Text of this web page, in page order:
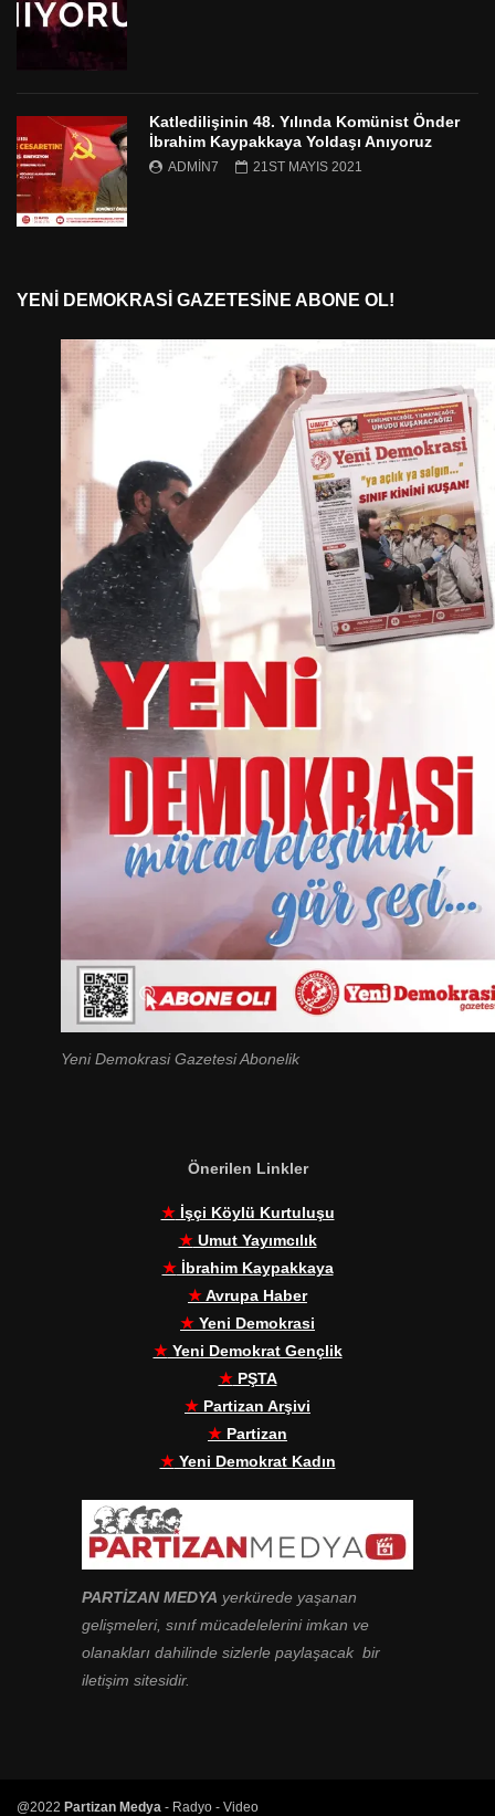
Katledilişinin 48. Yılında Komünist Önder
İbrahim Kaypakkaya Yoldaşı Anıyoruz
ADMIN7 21ST MAYIS 2021
YENI DEMOKRASI GAZETESINE ABONE OL!
Yeni Demokrasi Gazetesi Abonelik
Önerilen Linkler
★İşçi Köylü Kurtuluşu
★Umut Yayımcılık
★İbrahim Kaypakkaya
★Avrupa Haber
★ Yeni Demokrasi
★Yeni Demokrat Gençlik
★PŞTA
★ Partizan Arşivi
★ Partizan
★Yeni Demokrat Kadın
PARTİZAN MEDYA yerkürede yaşanan
gelişmeleri, sınıf mücadelelerini imkan ve
olanakları dahilinde sizlerle paylaşacak bir
iletişim sitesidir.
@2022 Partizan Medya - Radyo - Video